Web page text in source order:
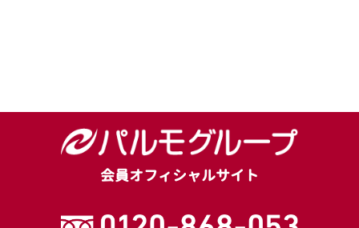
会員オフィシャルサイト